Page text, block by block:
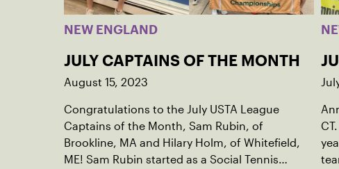
NEW ENGLAND
JULY CAPTAINS OF THE MONTH
August 15, 2023
Congratulations to the July USTA League
Captains of the Month, Sam Rubin, of
Brookline, MA and Hilary Holm, of Whitefield,
ME! Sam Rubin started as a Social Tennis